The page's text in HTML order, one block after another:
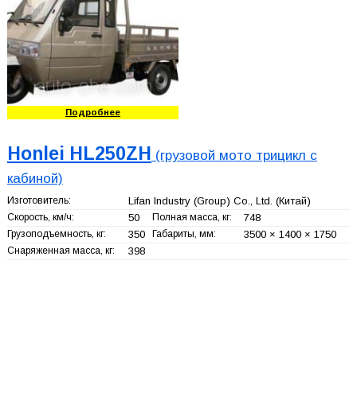
Подробнее
Honlei HL250ZH (грузовой мото трицикл с
кабиной)
Изготовитель: Lifan Industry (Group) Co., Ltd. (Китай)
Скорость, км/ч: 50 Полная масса, кг: 748
Грузоподъемность, кг: 350 Габариты, мм: 3500 × 1400 × 1750
Снаряженная масса, кг: 398